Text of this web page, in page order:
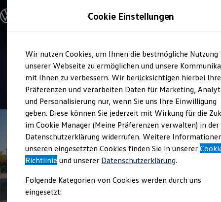
Hauptinhalt
springen
Footer
springen
Modelle und Konfigurator
Modelle vergleichen
Elektroautos
ENERGY Sondermodelle
Nutzfahrzeuge
SUV und CUV
Familienautos
Kombis
Kompaktwagen
Sportwagen
Schnell verfügbare Fahrzeuge
Angebote und Produkte
Aktuelle Angebote
E-Auto-Förderung
Volkswagen Marktplatz
Junge Gebrauchtwagen und Gebrauchtwagen
Volkswagen Zertifizierte Gebrauchtwagen
Service
AMB Automobile Böhlen
4.9| 170 Bewertungen
Cookie Einstellungen
Wir nutzen Cookies, um Ihnen die bestmögliche Nutzung
unserer Webseite zu ermöglichen und unsere
mit Ihnen zu verbessern. Wir berücksichtigen hierbei Ihre
Präferenzen und verarbeiten Daten für Marketing,
und Personalisierung nur, wenn Sie uns Ihre Einwilligung
geben. Diese können Sie jederzeit mit Wirkung für die
im Cookie Manager (Meine Präferenzen verwalten) in der
Datenschutzerklärung widerrufen. Weitere
unseren eingesetzten Cookies finden Sie in unserer
Richtlinie und unserer Datenschutzerklärung.
Folgende Kategorien von Cookies werden durch uns
eingesetzt: